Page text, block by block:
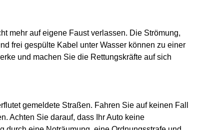
mehr auf eigene Faust verlassen. Die Strömung,
frei gespülte Kabel unter Wasser können zu einer
und machen Sie die Rettungskräfte auf sich
gemeldete Straßen. Fahren Sie auf keinen Fall
Achten Sie darauf, dass Ihr Auto keine